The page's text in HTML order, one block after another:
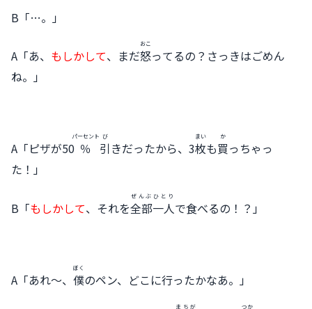
B「…。」
A「あ、 もしかして、まだ怒
おこ
ってるの？さっきはごめん
ね。」
A「ピザが50 ％
パーセント
引
び
きだったから、3枚
まい
も買
か
っちゃっ
た！」
B「もしかして、それを全部
ぜんぶ
一人
ひとり
で食べるの！？」
A「あれ～、 僕
ぼく
のペン、どこに行ったかなあ。」
まちが つか